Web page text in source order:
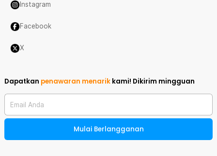
Instagram
Facebook
X
Dapatkan penawaran menarik kami! Dikirim mingguan
Email Anda
Mulai Berlangganan